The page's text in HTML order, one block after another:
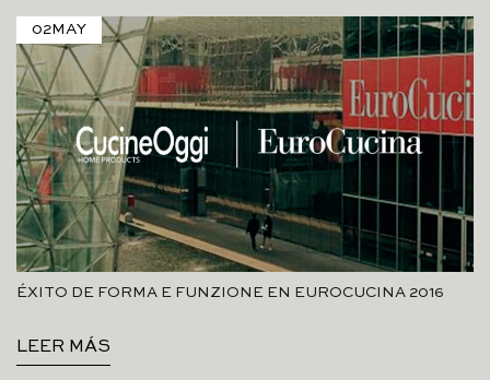
ÉXITO DE FORMA E FUNZIONE EN EUROCUCINA 2016
LEER MÁS
02 MAY